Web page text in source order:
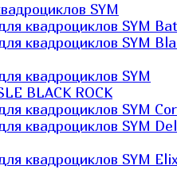
SYM
квадроциклов SYM
квадроциклов SYM
квадроциклов SYM
BLACK ROCK
квадроциклов SYM
квадроциклов SYM
квадроциклов SYM